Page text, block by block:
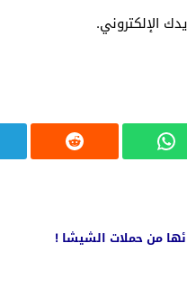
الإلكتروني.
من حملات الشيشا !